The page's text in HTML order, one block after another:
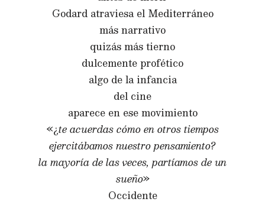
Godard atraviesa el Mediterráneo
más narrativo
quizás más tierno
dulcemente profético
algo de la infancia
del cine
aparece en ese movimiento
«¿te acuerdas cómo en otros tiempos
ejercitábamos nuestro pensamiento?
la mayoría de las veces, partíamos de un
sueño»
Occidente